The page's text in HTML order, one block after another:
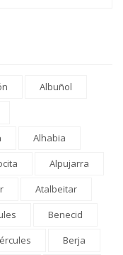
Albuñol
Alhabia
Alpujarra
Atalbeitar
Benecid
Berja